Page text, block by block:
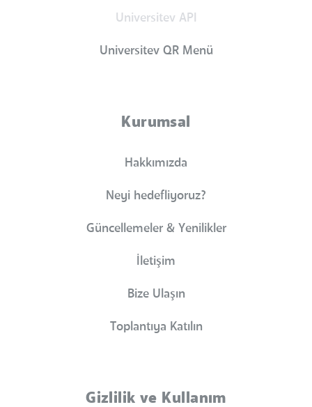
Universitev API
Universitev QR Menü
Kurumsal
Hakkımızda
Neyi hedefliyoruz?
Güncellemeler & Yenilikler
İletişim
Bize Ulaşın
Toplantıya Katılın
Gizlilik ve Kullanım